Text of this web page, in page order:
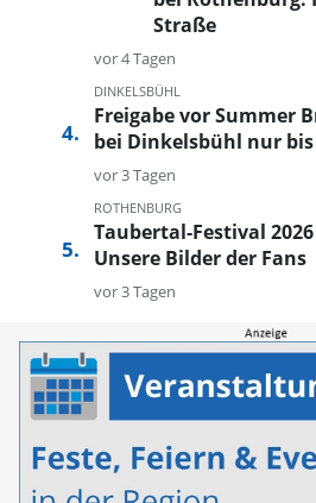
Straße
vor 4 Tagen
DINKELSBÜHL
Freigabe vor Summer
bei Dinkelsbühl nur
vor 3 Tagen
ROTHENBURG
Taubertal-Festival
Unsere Bilder der Fans
vor 3 Tagen